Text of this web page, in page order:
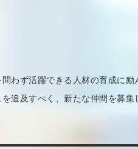
わず活躍できる人材の育成に励
追及すべく、新たな仲間を募集